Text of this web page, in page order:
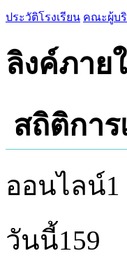
ประวัติโรงเรียน คณะผู้บ
ลิงค์ภาย
สถิติการ
ออนไลน์1
วันนี้159